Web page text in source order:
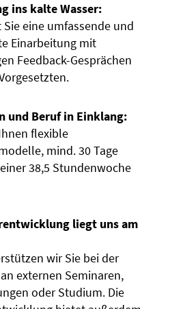
ins kalte Wasser:
Sie eine umfassende und
Einarbeitung mit
Feedback-Gesprächen
und Beruf in Einklang:
flexible
mind. 30 Tage
38,5 Stundenwoche
liegt uns am
wir Sie bei der
externen Seminaren,
oder Studium. Die